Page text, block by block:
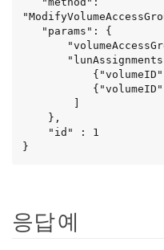
}
응답 예